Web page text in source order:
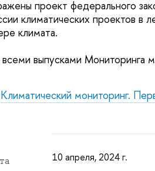
проект федерального
климатических проектов в
климата.
выпусками Мониторинга
Климатический мониторинг.
10 апреля, 2024 г.